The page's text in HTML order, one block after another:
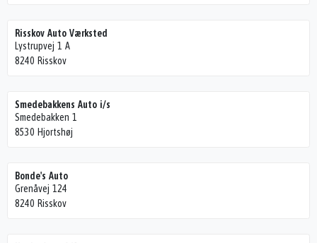
Risskov Auto Værksted
Lystrupvej 1 A
8240 Risskov
Smedebakkens Auto i/s
Smedebakken 1
8530 Hjortshøj
Bonde's Auto
Grenåvej 124
8240 Risskov